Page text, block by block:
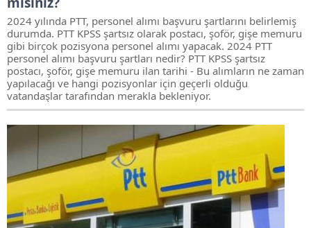
2024 yılında PTT, personel alımı başvuru şartlarını belirlemiş
durumda. PTT KPSS şartsız olarak postacı, şoför, gişe memuru
gibi birçok pozisyona personel alımı yapacak. 2024 PTT
personel alımı başvuru şartları nedir? PTT KPSS şartsız
postacı, şoför, gişe memuru ilan tarihi - Bu alımların ne zaman
yapılacağı ve hangi pozisyonlar için geçerli olduğu
vatandaşlar tarafından merakla bekleniyor.